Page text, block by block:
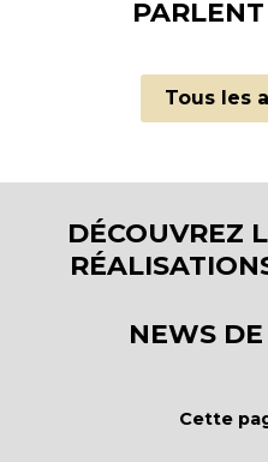
Tous les
DÉCOUVREZ
NEWS
Cette